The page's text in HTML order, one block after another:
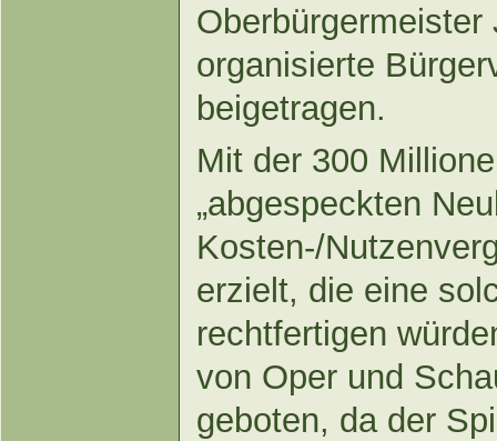
Oberbürgermeister
organisierte
beigetragen.
Mit der 300
„abgespeckten
Kosten-/
erzielt, die eine
rechtfertigen
von Oper und
geboten, da der